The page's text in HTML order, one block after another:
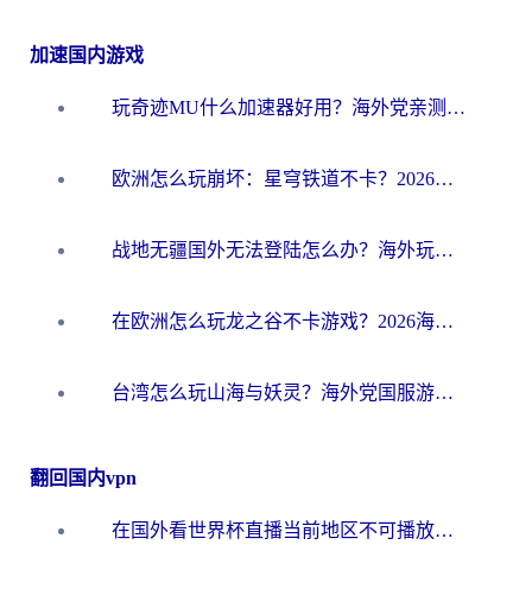
加速国内游戏
玩奇迹MU什么加速器好用？海外党亲测：这款加速器让你告别延迟卡顿！
欧洲怎么玩崩坏：星穹铁道不卡？2026海外玩家国服游戏加速器终极攻略
战地无疆国外无法登陆怎么办？海外玩家国服畅玩终极指南（附欧服魔兽EVE加速方案）
在欧洲怎么玩龙之谷不卡游戏？2026海外党国服游戏加速全攻略
台湾怎么玩山海与妖灵？海外党国服游戏加速全攻略，告别延迟卡顿
翻回国内vpn
在国外看世界杯直播当前地区不可播放？海外党必看的回国加速全攻略